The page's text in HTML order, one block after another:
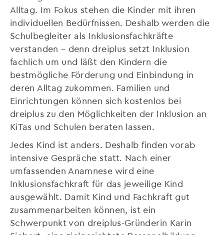
Alltag. Im Fokus stehen die Kinder mit ihren
individuellen Bedürfnissen. Deshalb werden die
Schulbegleiter als Inklusionsfachkräfte
verstanden – denn dreiplus setzt Inklusion
fachlich um und läßt den Kindern die
bestmögliche Förderung und Einbindung in
deren Alltag zukommen. Familien und
Einrichtungen können sich kostenlos bei
dreiplus zu den Möglichkeiten der Inklusion an
KiTas und Schulen beraten lassen.
Jedes Kind ist anders. Deshalb finden vorab
intensive Gespräche statt. Nach einer
umfassenden Anamnese wird eine
Inklusionsfachkraft für das jeweilige Kind
ausgewählt. Damit Kind und Fachkraft gut
zusammenarbeiten können, ist ein
Schwerpunkt von dreiplus-Gründerin Karin